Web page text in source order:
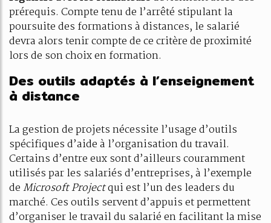
prérequis. Compte tenu de l’arrêté stipulant la
poursuite des formations à distances, le salarié
devra alors tenir compte de ce critère de proximité
lors de son choix en formation.
Des outils adaptés à l’enseignement
à distance
La gestion de projets nécessite l’usage d’outils
spécifiques d’aide à l’organisation du travail.
Certains d’entre eux sont d’ailleurs couramment
utilisés par les salariés d’entreprises, à l’exemple
deMicrosoft Projectqui est l’un des leaders du
marché. Ces outils servent d’appuis et permettent
d’organiser le travail du salarié en facilitant la mise